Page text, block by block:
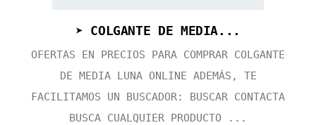
➤ COLGANTE DE MEDIA...
OFERTAS EN PRECIOS PARA COMPRAR COLGANTE
DE MEDIA LUNA ONLINE ADEMÁS, TE
FACILITAMOS UN BUSCADOR: BUSCAR CONTACTA
BUSCA CUALQUIER PRODUCTO ...